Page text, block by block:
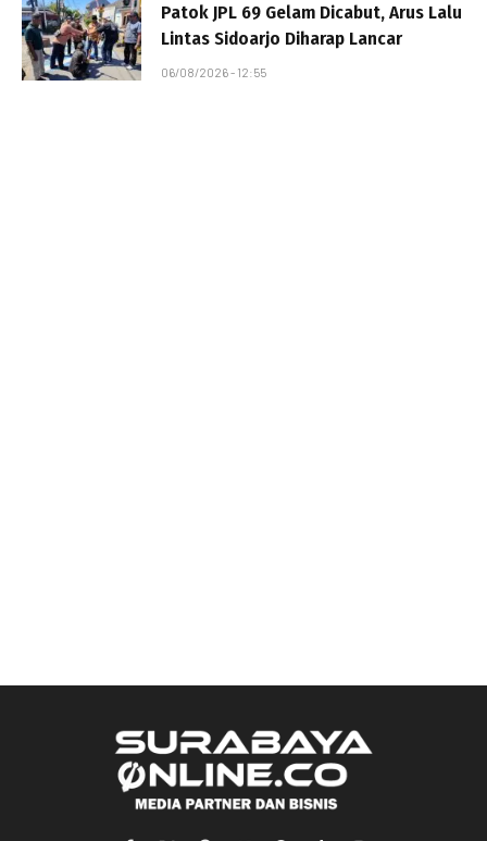
Patok JPL 69 Gelam Dicabut, Arus Lalu
Lintas Sidoarjo Diharap Lancar
06/08/2026 - 12:55